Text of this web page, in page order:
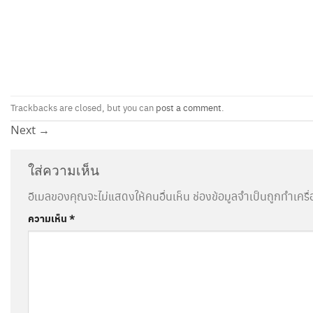
Trackbacks are closed, but you can post a comment.
Next →
ใส่ความเห็น
อีเมลของคุณจะไม่แสดงให้คนอื่นเห็น ช่องข้อมูลจำเป็นถูกทำเค
ความเห็น*